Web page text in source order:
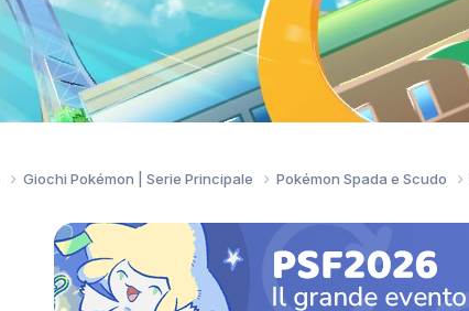
Giochi Pokémon | Serie Principale Pokémon Spada e Scudo